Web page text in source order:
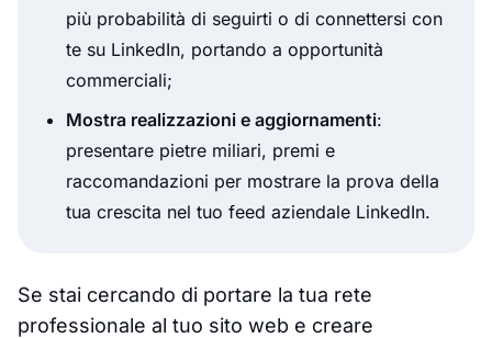
più probabilità di seguirti o di connettersi con
te su LinkedIn, portando a opportunità
commerciali;
Mostra realizzazioni e aggiornamenti:
presentare pietre miliari, premi e
raccomandazioni per mostrare la prova della
tua crescita nel tuo feed aziendale LinkedIn.
Se stai cercando di portare la tua rete
professionale al tuo sito web e creare